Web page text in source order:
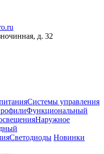
д. 32
Системы управления
Функциональный
Наружное
Светодиоды Новинки